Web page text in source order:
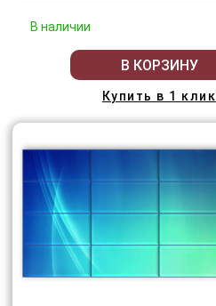
В наличии
В КОРЗИНУ
Купить в 1 клик